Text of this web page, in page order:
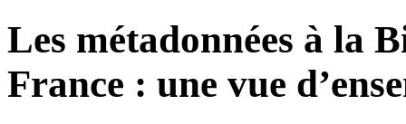
Les métadonnées à la
France : une vue